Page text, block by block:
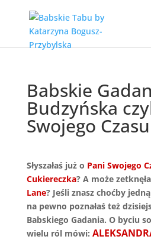
Babskie
Budzyńska
Swojego Czasu
Słyszałaś już o Pani Swojego
Cukiereczka? A może
Lane? Jeśli znasz choćby
na pewno poznałaś też
Babskiego Gadania. O byciu
wielu ról mówi: